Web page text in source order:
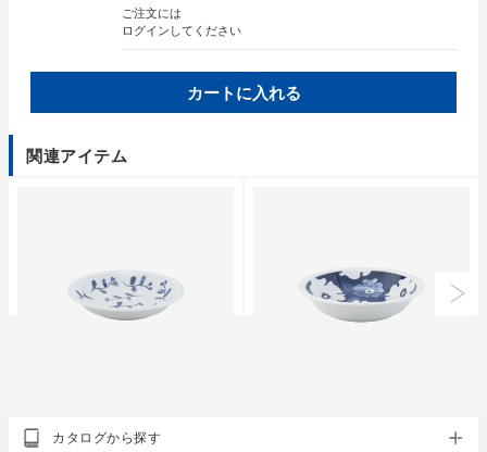
ご注文には
ログイン してください
カートに入れる
関連アイテム
クラシノウツワ
カタログから探す